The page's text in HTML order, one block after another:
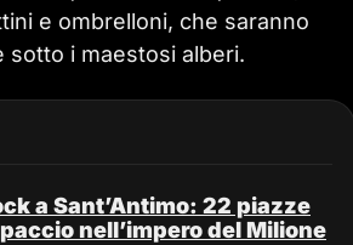
e ombrelloni, che saranno
sotto i maestosi alberi.
a Sant’Antimo: 22 piazze
nell’impero del Milione